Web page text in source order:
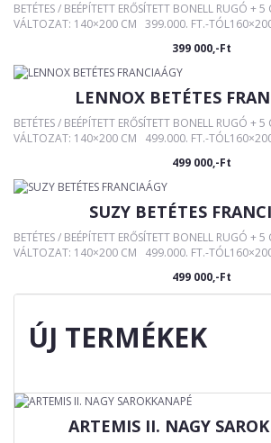
BETÉTES / BEÉPÍTETT ERŐSÍTETT BONELL RUGÓ +
VÁLTOZAT: 140×200 CM 399.000. FT.-
399 000,-Ft
LENNOX BETÉTES
BETÉTES / BEÉPÍTETT ERŐSÍTETT BONELL RUGÓ +
VÁLTOZAT: 140×200 CM 499.000. FT.-
499 000,-Ft
SUZY BETÉTES
BETÉTES / BEÉPÍTETT ERŐSÍTETT BONELL RUGÓ +
VÁLTOZAT: 140×200 CM 499.000. FT.-
499 000,-Ft
ÚJ TERMÉKEK
ARTEMIS II. NAGY